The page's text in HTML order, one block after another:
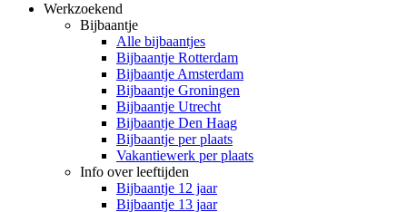
Werkzoekend
Bijbaantje
Alle bijbaantjes
Bijbaantje Rotterdam
Bijbaantje Amsterdam
Bijbaantje Groningen
Bijbaantje Utrecht
Bijbaantje Den Haag
Bijbaantje per plaats
Vakantiewerk per plaats
Info over leeftijden
Bijbaantje 12 jaar
Bijbaantje 13 jaar